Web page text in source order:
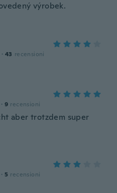
výrobek.
· 43 recensioni
· 9 recensioni
aber trotzdem super
· 5 recensioni